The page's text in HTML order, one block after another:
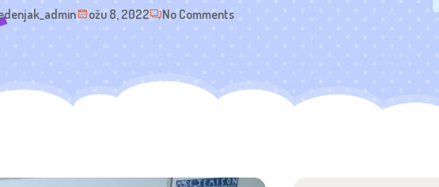
ožu 8, 2022 No Comments